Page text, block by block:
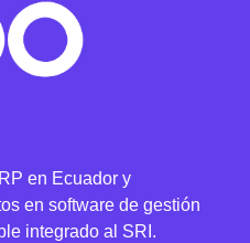
en Ecuador y
en software de gestión
integrado al SRI.